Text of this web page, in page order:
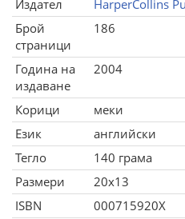
Издател
HarperCollins
Брой
страници
186
Година на
издаване
2004
Корици
меки
Език
английски
Тегло
140 грама
Размери
20x13
ISBN
000715920X